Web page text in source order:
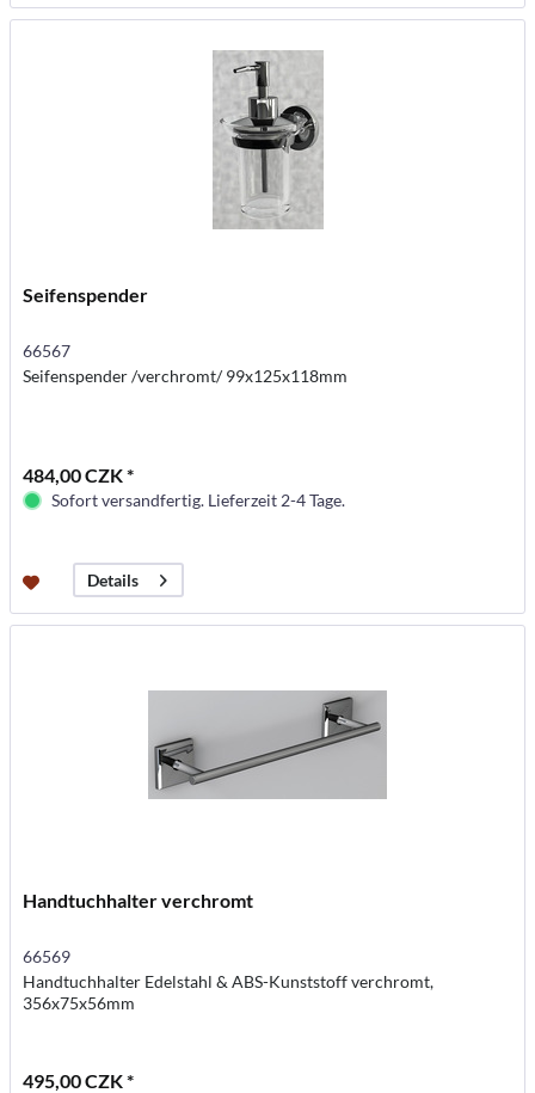
Seifenspender
66567
Seifenspender /verchromt/ 99x125x118mm
484,00 CZK *
Sofort versandfertig. Lieferzeit 2-4 Tage.
Details
Handtuchhalter verchromt
66569
Handtuchhalter Edelstahl & ABS-Kunststoff verchromt,
356x75x56mm
495,00 CZK *